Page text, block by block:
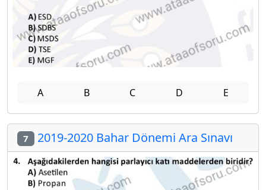
A B C D E
7 2019-2020 Bahar Dönemi Ara Sınavı